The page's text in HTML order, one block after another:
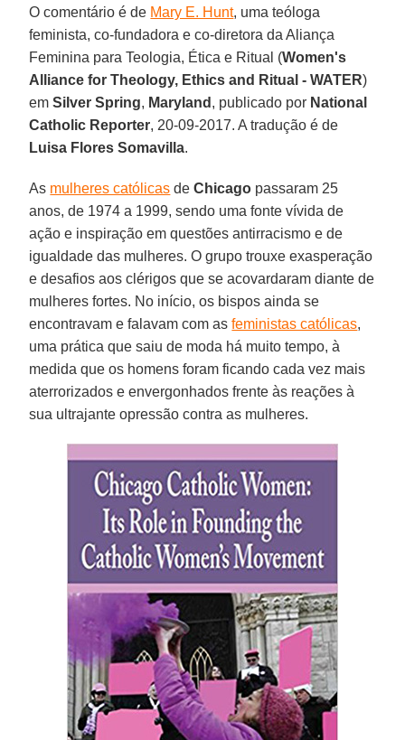
O comentário é de Mary E. Hunt, uma teóloga
feminista, co-fundadora e co-diretora da Aliança
Feminina para Teologia, Ética e Ritual (Women's
Alliance for Theology, Ethics and Ritual - WATER)
emSilver Spring, Maryland , publicado por National
Catholic Reporter, 20-09-2017. A tradução é de
Luisa Flores Somavilla.
As mulheres católicas deChicago passaram 25
anos, de 1974 a 1999, sendo uma fonte vívida de
ação e inspiração em questões antirracismo e de
igualdade das mulheres. O grupo trouxe exasperação
e desafios aos clérigos que se acovardaram diante de
mulheres fortes. No início, os bispos ainda se
encontravam e falavam com asfeministas católicas,
uma prática que saiu de moda há muito tempo, à
medida que os homens foram ficando cada vez mais
aterrorizados e envergonhados frente às reações à
sua ultrajante opressão contra as mulheres.